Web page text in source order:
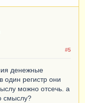
#5
денежные
один регистр они
можно отсечь. а
смыслу?